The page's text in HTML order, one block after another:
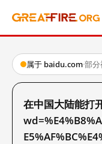
属于 baidu.com·部
在中国大陆能